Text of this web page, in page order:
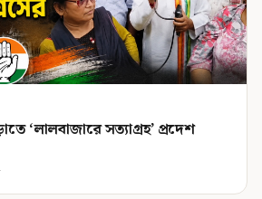
‘লালবাজারে সত্যাগ্রহ’ প্রদেশ